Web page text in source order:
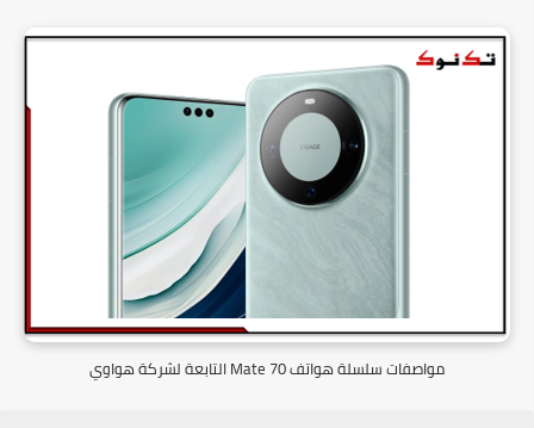
مواصفات سلسلة هواتف Mate 70 التابعة لشركة هواوي